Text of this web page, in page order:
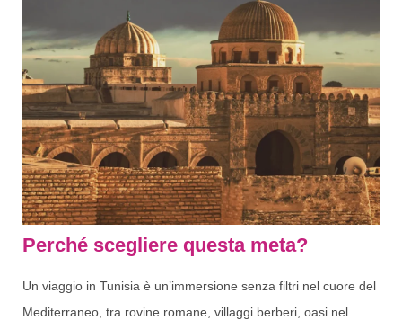
Perché scegliere questa meta?
Un viaggio in Tunisia è un’immersione senza filtri nel cuore del
Mediterraneo, tra rovine romane, villaggi berberi, oasi nel